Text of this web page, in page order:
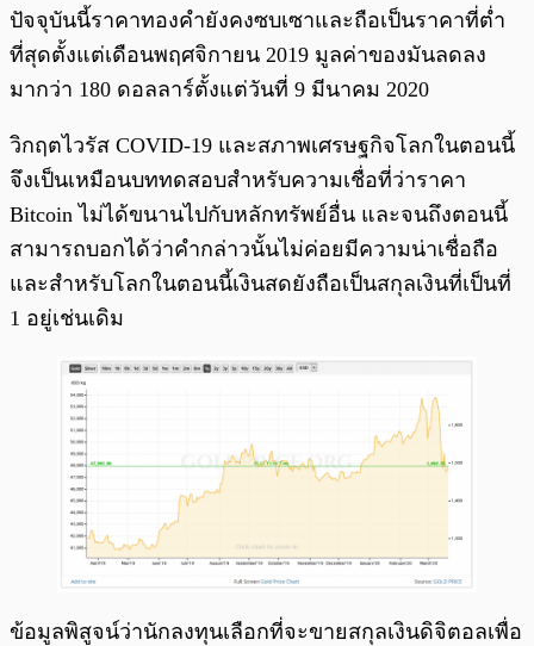
ปัจจุบันนี้ราคาทองคำยังคงซบเซาและถือเป็นราคาที่ต่ำ
ที่สุดตั้งแต่เดือนพฤศจิกายน 2019 มูลค่าของมันลดลง
มากว่า 180 ดอลลาร์ตั้งแต่วันที่ 9 มีนาคม 2020
วิกฤตไวรัส COVID-19 และสภาพเศรษฐกิจโลกในตอนนี้
จึงเป็นเหมือนบททดสอบสำหรับความเชื่อที่ว่าราคา
Bitcoin ไม่ได้ขนานไปกับหลักทรัพย์อื่น และจนถึงตอนนี้
สามารถบอกได้ว่าคำกล่าวนั้นไม่ค่อยมีความน่าเชื่อถือ
และสำหรับโลกในตอนนี้เงินสดยังถือเป็นสกุลเงินที่เป็นที่
1 อยู่เช่นเดิม
ข้อมูลพิสูจน์ว่านักลงทุนเลือกที่จะขายสกุลเงินดิจิตอลเพื่อ